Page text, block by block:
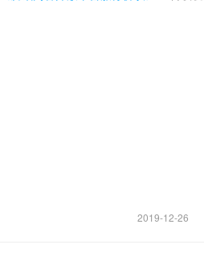
2019-12-26